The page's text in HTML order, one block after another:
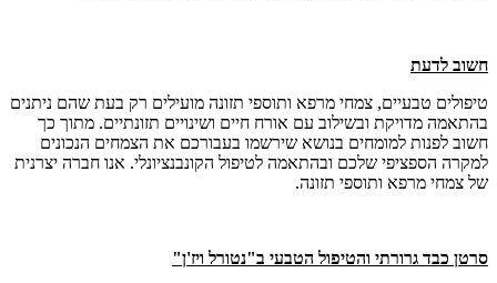
חשוב לדעת
טיפולים טבעיים, צמחי מרפא ותוספי תזונה מועילים רק בעת שהם ניתנים
בהתאמה מדויקת ובשילוב עם אורח חיים ושינויים תזונתיים. מתוך כך
חשוב לפנות למומחים בנושא שירשמו בעבורכם את הצמחים הנכונים
למקרה הספציפי שלכם ובהתאמה לטיפול הקונבנציונלי. אנו חברה יצרנית
של צמחי מרפא ותוספי תזונה.
סרטן כבד גרורתי והטיפול הטבעי ב"נטורל ויז'ן"